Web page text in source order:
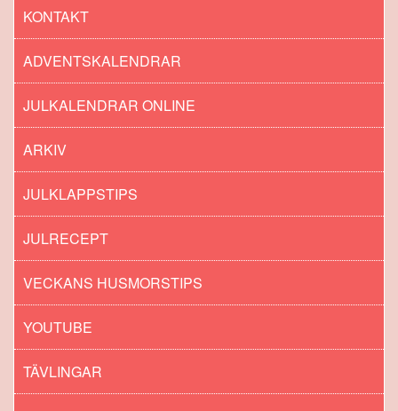
KONTAKT
ADVENTSKALENDRAR
JULKALENDRAR ONLINE
ARKIV
JULKLAPPSTIPS
JULRECEPT
VECKANS HUSMORSTIPS
YOUTUBE
TÄVLINGAR